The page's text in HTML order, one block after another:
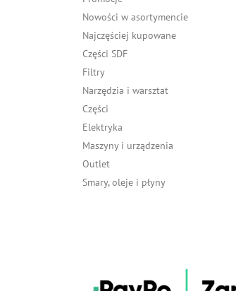
Nowości w asortymencie
Najczęściej kupowane
Części SDF
Filtry
Narzędzia i warsztat
Części
Elektryka
Maszyny i urządzenia
Outlet
Smary, oleje i płyny